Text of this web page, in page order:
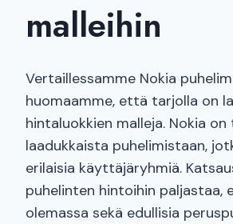
malleihin
Vertaillessamme Nokia
huomaamme, että tarjolla on
hintaluokkien malleja. Nokia
laadukkaista puhelimistaan,
erilaisia käyttäjäryhmiä.
puhelinten hintoihin paljastaa,
olemassa sekä edullisia